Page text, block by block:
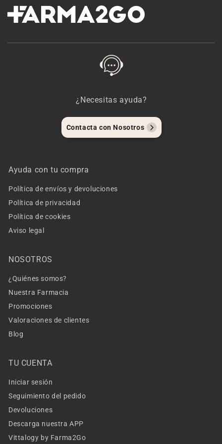
¿Necesitas ayuda?
Contacta con Nosotros
Ayuda con tu compra
Política de envíos y devoluciones
Política de privacidad
Política de cookies
Aviso legal
NOSOTROS
¿Quiénes somos?
Nuestra Farmacia
Promociones
Valoraciones de clientes
Blog
TU CUENTA
Iniciar sesión
Seguimiento del pedido
Devoluciones
Descarga nuestra APP
Vittalogy by Farma2Go